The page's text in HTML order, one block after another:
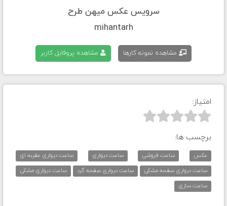
سرویس عکس میهن طرح
mihantarh
مشاهده نمونه کارها مشاهده پروفایل کاربر
امتیاز:



برچسب ها:
عکس ساعت فروشی ساعت دیواری
ساعت دیواری عقربه ای
ساعت دیواری صفحه مشکی
ساعت دیواری صفحه گرد
ساعت دیواری مشکی
ساعت سازی